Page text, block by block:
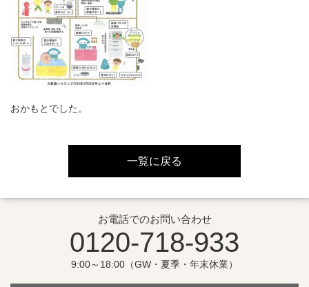
おかもとでした。
一覧に戻る
お電話でのお問い合わせ
0120-718-933
9:00～18:00（GW・夏季・年末休業）